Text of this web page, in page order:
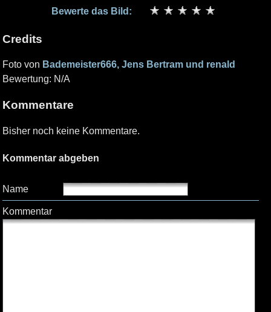
Bewerte das Bild:
Credits
Foto von Bademeister666, Jens Bertram und renald
Bewertung: N/A
Kommentare
Bisher noch keine Kommentare.
Kommentar abgeben
Name
Kommentar